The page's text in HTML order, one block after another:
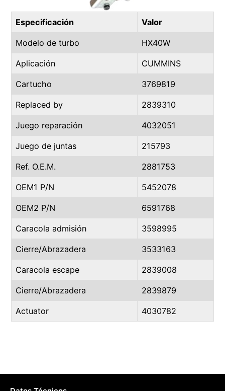
Especificación Valor
Modelo de turbo HX40W
Aplicación CUMMINS
Cartucho 3769819
Replaced by 2839310
Juego reparación 4032051
Juego de juntas 215793
Ref. O.E.M. 2881753
OEM1 P/N 5452078
OEM2 P/N 6591768
Caracola admisión 3598995
Cierre/Abrazadera 3533163
Caracola escape 2839008
Cierre/Abrazadera 2839879
Actuator 4030782